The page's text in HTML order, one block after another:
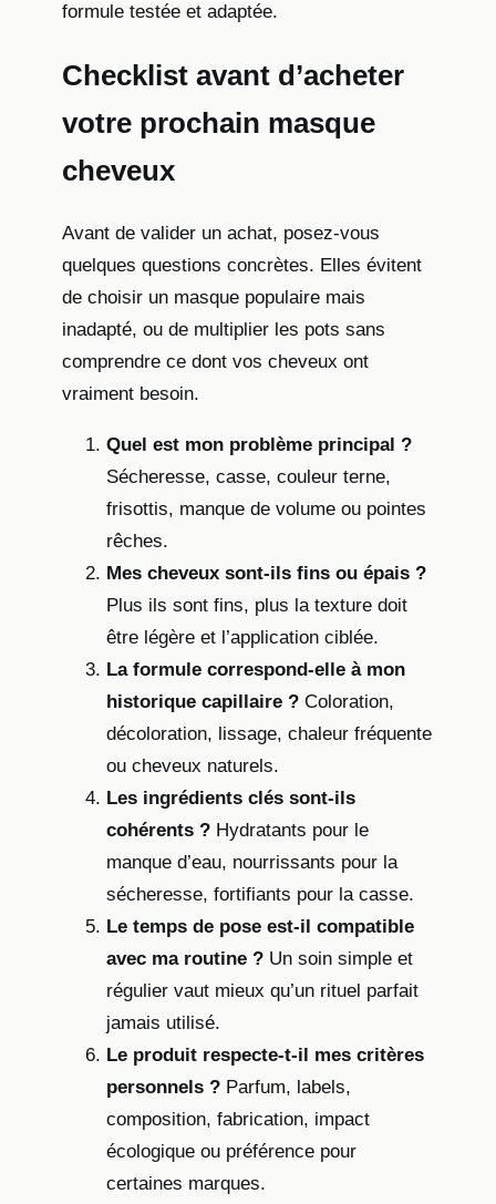
formule testée et adaptée.
Checklist avant d’acheter
votre prochain masque
cheveux
Avant de valider un achat, posez-vous
quelques questions concrètes. Elles évitent
de choisir un masque populaire mais
inadapté, ou de multiplier les pots sans
comprendre ce dont vos cheveux ont
vraiment besoin.
Quel est mon problème principal ?
Sécheresse, casse, couleur terne,
frisottis, manque de volume ou pointes
rêches.
Mes cheveux sont-ils fins ou épais ?
Plus ils sont fins, plus la texture doit
être légère et l’application ciblée.
La formule correspond-elle à mon
historique capillaire ? Coloration,
décoloration, lissage, chaleur fréquente
ou cheveux naturels.
Les ingrédients clés sont-ils
cohérents ? Hydratants pour le
manque d’eau, nourrissants pour la
sécheresse, fortifiants pour la casse.
Le temps de pose est-il compatible
avec ma routine ? Un soin simple et
régulier vaut mieux qu’un rituel parfait
jamais utilisé.
Le produit respecte-t-il mes critères
personnels ? Parfum, labels,
composition, fabrication, impact
écologique ou préférence pour
certaines marques.